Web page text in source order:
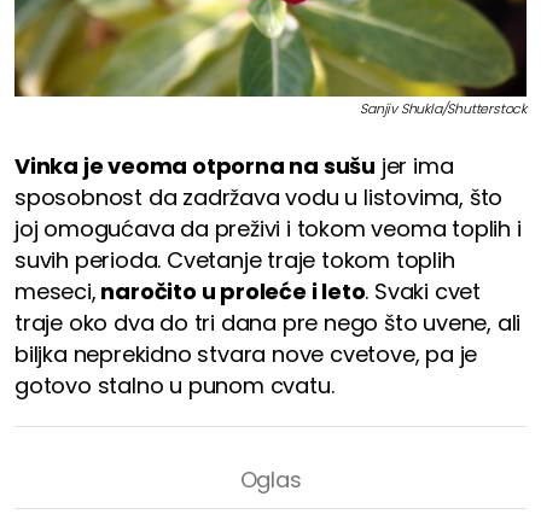
Sanjiv Shukla/Shutterstock
Vinka je veoma otporna na sušu jer ima
sposobnost da zadržava vodu u listovima, što
joj omogućava da preživi i tokom veoma toplih i
suvih perioda. Cvetanje traje tokom toplih
meseci, naročito u proleće i leto. Svaki cvet
traje oko dva do tri dana pre nego što uvene, ali
biljka neprekidno stvara nove cvetove, pa je
gotovo stalno u punom cvatu.